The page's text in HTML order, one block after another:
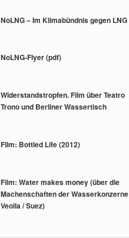
NoLNG – Im Klimabündnis gegen LNG
NoLNG-Flyer (pdf)
Widerstandstropfen. Film über Teatro
Trono und Berliner Wassertisch
Film: Bottled Life (2012)
Film: Water makes money (über die
Machenschaften der Wasserkonzerne
Veolia / Suez)